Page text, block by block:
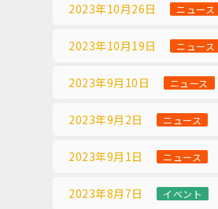
2023年10月26日 ニュース
2023年10月19日 ニュース
2023年9月10日 ニュース
2023年9月2日 ニュース
2023年9月1日 ニュース
2023年8月7日 イベント